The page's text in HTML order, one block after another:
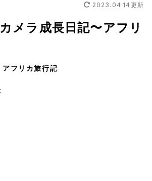
2023.04.14 更新
メラ成長日記〜アフリ
アフリカ旅行記